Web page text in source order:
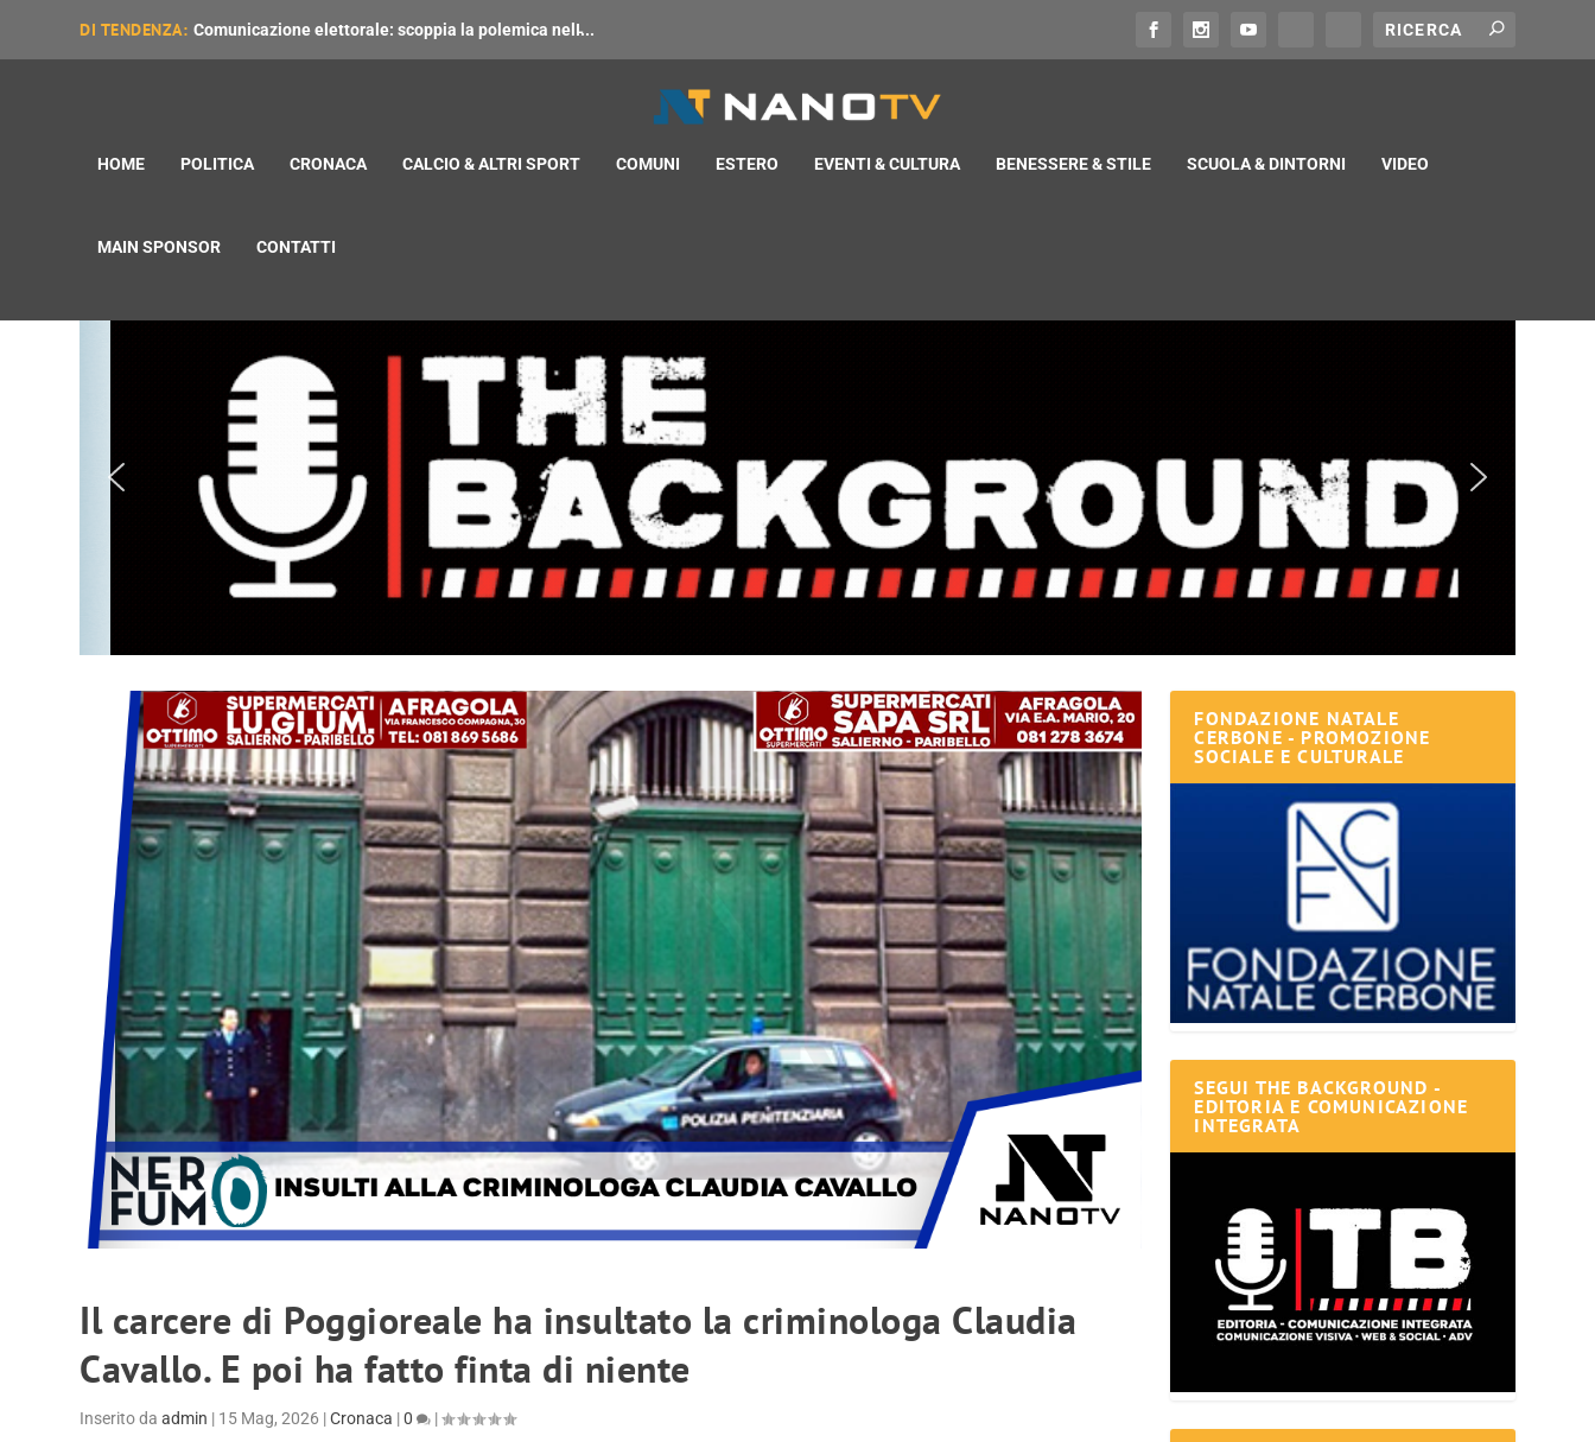
DI TENDENZA: Comunicazione elettorale: scoppia la polemica nell̵...
HOME POLITICA CRONACA CALCIO & ALTRI SPORT COMUNI ESTERO EVENTI & CULTURA BENESSERE & STILE SCUOLA & DINTORNI VIDEO
MAIN SPONSOR CONTATTI
Il carcere di Poggioreale ha insultato la criminologa Claudia
Cavallo. E poi ha fatto finta di niente
Inserito daadmin | 15 Mag, 2026 |Cronaca |0 |
FONDAZIONE NATALE
CERBONE - PROMOZIONE
SOCIALE E CULTURALE
SEGUI THE BACKGROUND -
EDITORIA E COMUNICAZIONE
INTEGRATA